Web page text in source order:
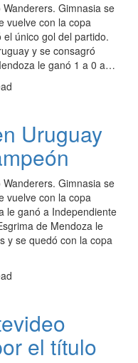
Gimnasia se
vuelve con la copa
único gol del partido.
y se consagró
le ganó 1 a 0 a…
Uruguay
Gimnasia se
vuelve con la copa
le ganó a Independiente
de Mendoza le
y se quedó con la copa
el título